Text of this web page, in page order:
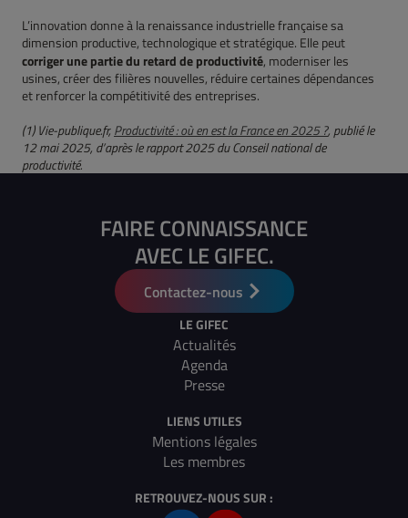
L’innovation donne à la renaissance industrielle française sa
dimension productive, technologique et stratégique. Elle peut
corriger une partie du retard de productivité, moderniser les
usines, créer des filières nouvelles, réduire certaines dépendances
et renforcer la compétitivité des entreprises.
(1) Vie-publique.fr, Productivité : où en est la France en 2025 ?, publié le
12 mai 2025, d’après le rapport 2025 du Conseil national de
productivité.
FAIRE CONNAISSANCE
AVEC LE GIFEC.
Contactez-nous
LE GIFEC
Actualités
Agenda
Presse
LIENS UTILES
Mentions légales
Les membres
RETROUVEZ-NOUS SUR :